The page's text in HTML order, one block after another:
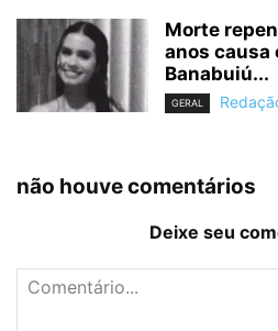
Morte
anos causa
Banabuiú...
GERAL
não houve comentários
Deixe seu